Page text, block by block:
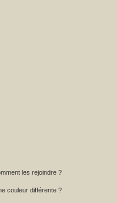
les rejoindre ?
couleur différente ?